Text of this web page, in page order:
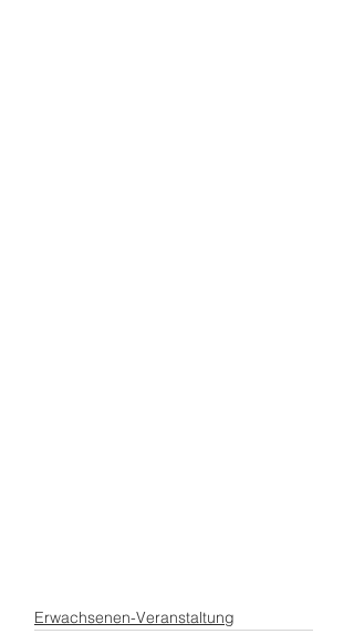
Erwachsenen-Veranstaltung